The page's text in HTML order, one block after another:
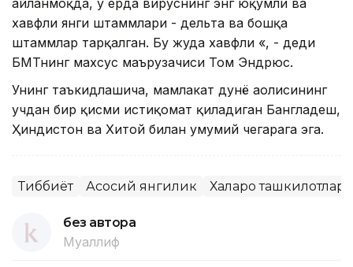
хавфли янги штаммлари - дельта ва бошқа
штаммлар тарқалган. Бу жуда хавфли «, - деди
БМТнинг махсус маърузачиси Том Эндрюс.
Унинг таъкидлашича, мамлакат дунё аҳолисининг
учдан бир қисми истиқомат қиладиган Бангладеш,
Ҳиндистон ва Хитой билан умумий чегарага эга.
Тиббиёт Асосий янгилик Халқаро ташкилотлар
без автора
Муаллиф